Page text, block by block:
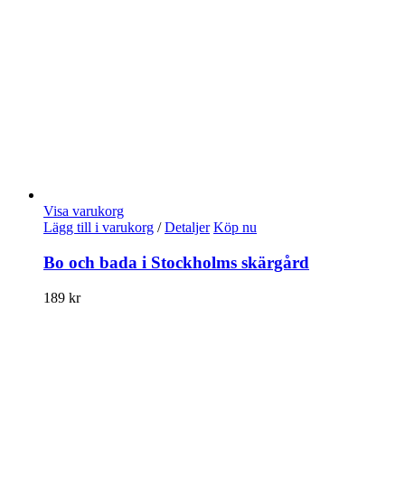
Visa varukorg
Lägg till i varukorg / Detaljer Köp nu
Bo och bada i Stockholms skärgård
189 kr